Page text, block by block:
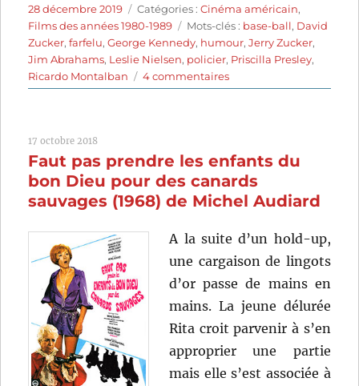
Publié
le
28 décembre 2019 Catégories
Catégories :Cinéma américain,
Films des années 1980-1989
Étiquettes
Mots-clés : base-ball, David
Zucker,farfelu,George Kennedy, humour,Jerry Zucker,
Jim Abrahams, Leslie Nielsen, policier, Priscilla Presley,
Ricardo Montalban
4 commentairessur
Y
un
flic
pour
sauver
reine?
(1988)
Zucker
17 octobre 2018
Faut pas prendre les enfants du
bon Dieu pour des canards
sauvages (1968) de Michel Audiard
A la suite d’un hold-up,
une cargaison de lingots
d’or passe de mains en
mains. La jeune délurée
Rita croit parvenir à s’en
approprier une partie
mais elle s’est associée à